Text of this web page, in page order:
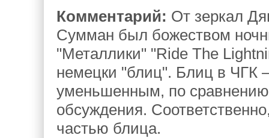
Комментарий: От зеркал
Сумман был божеством
"Металлики" "Ride The
немецки "блиц". Блиц в ЧГК
уменьшенным, по
обсуждения.
частью блица.